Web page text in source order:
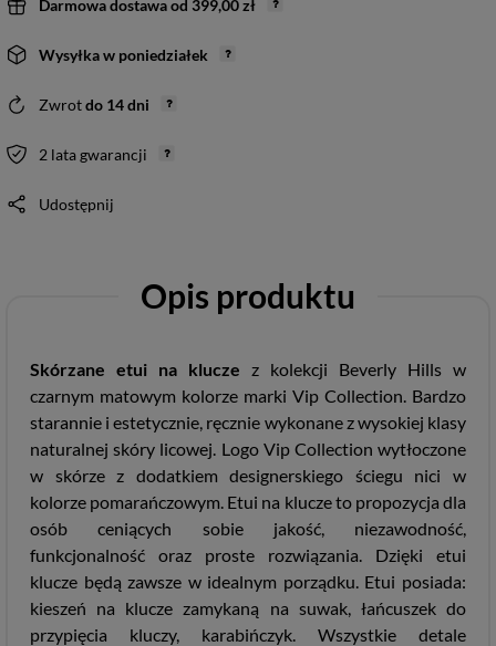
Darmowa dostawaod 399,00 zł
Wysyłkaw poniedziałek
Zwrotdo 14dni
2 lata gwarancji
Udostępnij
Opis produktu
Skórzane etui na klucze z kolekcji Beverly Hills w
czarnym matowym kolorze marki Vip Collection. Bardzo
starannie i estetycznie, ręcznie wykonane z wysokiej klasy
naturalnej skóry licowej. Logo Vip Collection wytłoczone
w skórze z dodatkiem designerskiego ściegu nici w
kolorze pomarańczowym. Etui na klucze to propozycja dla
osób ceniących sobie jakość, niezawodność,
funkcjonalność oraz proste rozwiązania. Dzięki etui
klucze będą zawsze w idealnym porządku. Etui posiada:
kieszeń na klucze zamykaną na suwak, łańcuszek do
przypięcia kluczy, karabińczyk. Wszystkie detale